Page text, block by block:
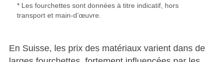
* Les fourchettes sont données à titre indicatif, hors
transport et main-d’œuvre.
En Suisse, les prix des matériaux varient dans de